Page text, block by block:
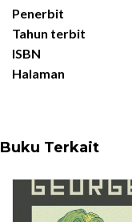
Penerbit
Tahun terbit
ISBN
Halaman
Buku Terkait